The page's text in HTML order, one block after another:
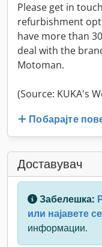
Please get in
refurbishment
have more than
deal with the
Motoman.
(Source: KUKA's
Побарајте
Доставувач
Забелешка:
или најавете
информации.